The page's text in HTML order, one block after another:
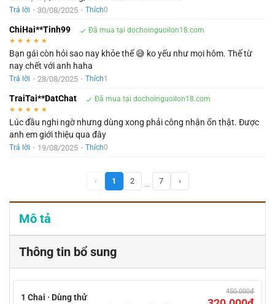
Trả lời • 30/08/2025 • Thích0
ChiHai**Tinh99 Đã mua tại dochoinguoilon18.com
★ ★ ★ ★ ★
Bạn gái còn hỏi sao nay khỏe thế 😅 ko yếu như mọi hôm. Thế từ
nay chết với anh haha
Trả lời • 28/08/2025 • Thích1
TraiTai**DatChat Đã mua tại dochoinguoilon18.com
★ ★ ★ ★ ★
Lúc đầu nghi ngờ nhưng dùng xong phải công nhận ổn thật. Được
anh em giới thiệu qua đây
Trả lời • 19/08/2025 • Thích0
‹ 1 2 … 7 ›
Mô tả
Thông tin bổ sung
1 Chai · Dùng thử
450.000đ